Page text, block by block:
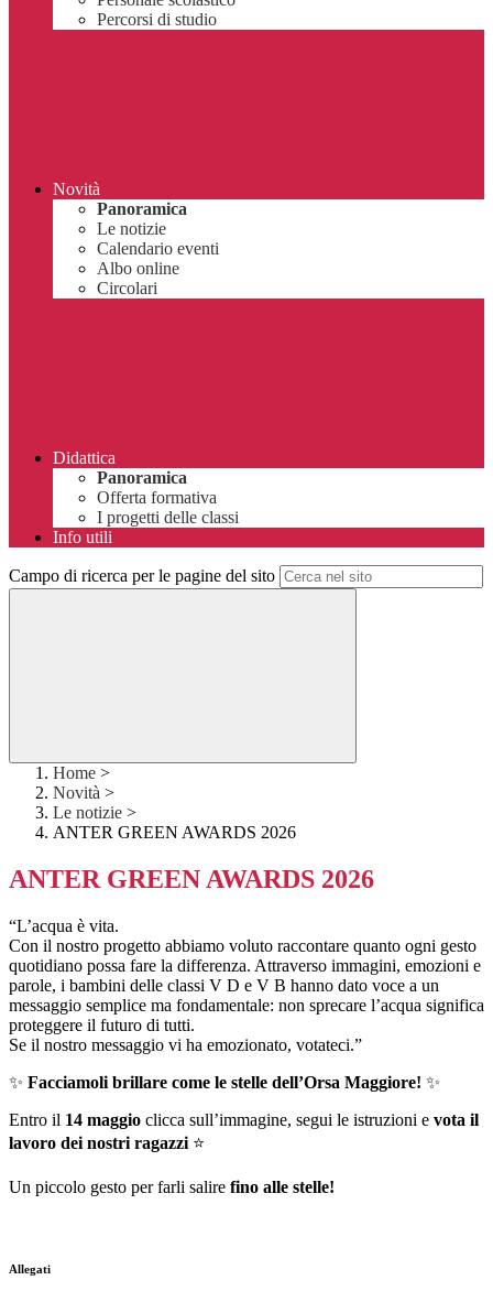
Percorsi di studio
Novità
Panoramica
Le notizie
Calendario eventi
Albo online
Circolari
Didattica
Panoramica
Offerta formativa
I progetti delle classi
Info utili
Campo di ricerca per le pagine del sito
Home >
Novità >
Le notizie >
ANTER GREEN AWARDS 2026
ANTER GREEN AWARDS 2026
“L’acqua è vita.
Con il nostro progetto abbiamo voluto raccontare quanto ogni gesto
quotidiano possa fare la differenza. Attraverso immagini, emozioni e
parole, i bambini delle classi V D e V B hanno dato voce a un
messaggio semplice ma fondamentale: non sprecare l’acqua significa
proteggere il futuro di tutti.
Se il nostro messaggio vi ha emozionato, votateci.”
✨ Facciamoli brillare come le stelle dell’Orsa Maggiore! ✨
Entro il 14 maggio clicca sull’immagine, segui le istruzioni e vota il
lavoro dei nostri ragazzi ⭐
Un piccolo gesto per farli salire fino alle stelle!
Allegati